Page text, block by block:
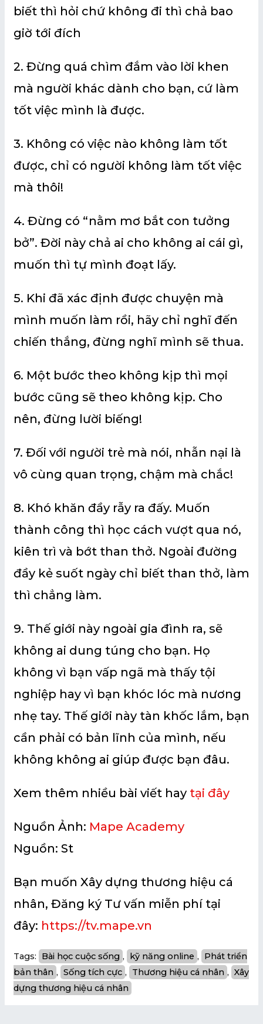
biết thì hỏi chứ không đi thì chả bao
giờ tới đích
2. Đừng quá chìm đắm vào lời khen
mà người khác dành cho bạn, cứ làm
tốt việc mình là được.
3. Không có việc nào không làm tốt
được, chỉ có người không làm tốt việc
mà thôi!
4. Đừng có “nằm mơ bắt con tưởng
bở”. Đời này chả ai cho không ai cái gì,
muốn thì tự mình đoạt lấy.
5. Khi đã xác định được chuyện mà
mình muốn làm rồi, hãy chỉ nghĩ đến
chiến thắng, đừng nghĩ mình sẽ thua.
6. Một bước theo không kịp thì mọi
bước cũng sẽ theo không kịp. Cho
nên, đừng lười biếng!
7. Đối với người trẻ mà nói, nhẫn nại là
vô cùng quan trọng, chậm mà chắc!
8. Khó khăn đầy rẫy ra đấy. Muốn
thành công thì học cách vượt qua nó,
kiên trì và bớt than thở. Ngoài đường
đầy kẻ suốt ngày chỉ biết than thở, làm
thì chẳng làm.
9. Thế giới này ngoài gia đình ra, sẽ
không ai dung túng cho bạn. Họ
không vì bạn vấp ngã mà thấy tội
nghiệp hay vì bạn khóc lóc mà nương
nhẹ tay. Thế giới này tàn khốc lắm, bạn
cần phải có bản lĩnh của mình, nếu
không không ai giúp được bạn đâu.
Xem thêm nhiều bài viết hay tại đây
Nguồn Ảnh: Mape Academy
Nguồn: St
Bạn muốn Xây dựng thương hiệu cá
nhân, Đăng ký Tư vấn miễn phí tại
đây: https://tv.mape.vn
Tags: Bài học cuộc sống , kỹ năng online ,
Phát triển
bản thân , Sống tích cực , Thương hiệu cá nhân , Xây
dựng thương hiệu cá nhân